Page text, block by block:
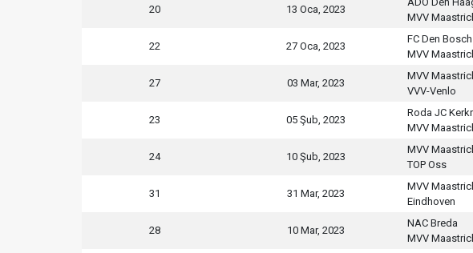
20 13 Oca, 2023
MVV
22 27 Oca, 2023
FC Den Bosch
MVV
27 03 Mar, 2023
MVV
VVV-Venlo
23 05 Şub, 2023
Roda JC
MVV
24 10 Şub, 2023
MVV
TOP Oss
31 31 Mar, 2023
MVV
Eindhoven
28 10 Mar, 2023
NAC Breda
MVV